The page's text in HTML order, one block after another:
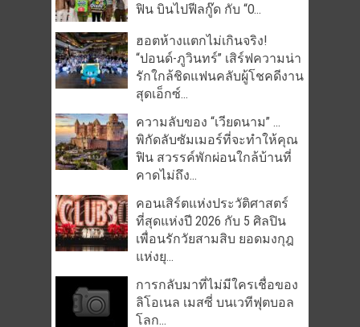
ฟิน บินไปฟีลกู๊ด กับ “O...
ฮอตห้างแตกไม่เกินจริง!
“ปอนด์-ภูวินทร์” เสิร์ฟความน่า
รักใกล้ชิดแฟนคลับผู้โชคดีงาน
สุดเอ็กซ์...
ความลับของ “เวียดนาม” …
พิกัดลับซัมเมอร์ที่จะทำให้คุณ
ฟิน สวรรค์พักผ่อนใกล้บ้านที่
คาดไม่ถึง...
คอนเสิร์ตแห่งประวัติศาสตร์
ที่สุดแห่งปี 2026 กับ 5 ศิลปิน
เพื่อนรักวัยสามสิบ ยอดมงกุฎ
แห่งยุ...
การกลับมาที่ไม่มีใครเชื่อของ
ลิโอเนล เมสซี่ บนเวทีฟุตบอล
โลก...